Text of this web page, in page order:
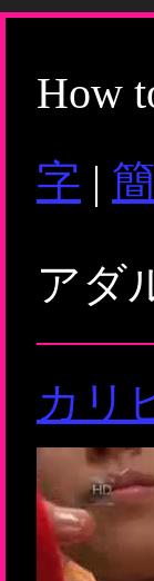
How
字 |
アダ
カリ